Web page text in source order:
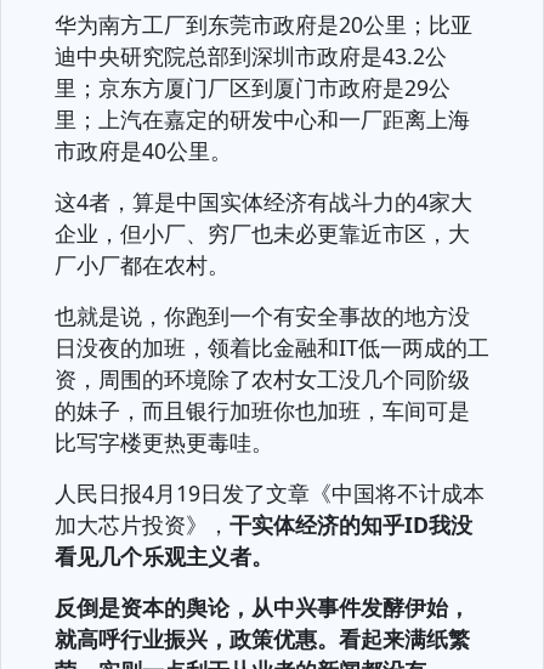
华为南方工厂到东莞市政府是20公里；比亚
迪中央研究院总部到深圳市政府是43.2公
里；京东方厦门厂区到厦门市政府是29公
里；上汽在嘉定的研发中心和一厂距离上海
市政府是40公里。
这4者，算是中国实体经济有战斗力的4家大
企业，但小厂、穷厂也未必更靠近市区，大
厂小厂都在农村。
也就是说，你跑到一个有安全事故的地方没
日没夜的加班，领着比金融和IT低一两成的工
资，周围的环境除了农村女工没几个同阶级
的妹子，而且银行加班你也加班，车间可是
比写字楼更热更毒哇。
人民日报4月19日发了文章《中国将不计成本
加大芯片投资》， 干实体经济的知乎ID我没
看见几个乐观主义者。
反倒是资本的舆论，从中兴事件发酵伊始，
就高呼行业振兴，政策优惠。看起来满纸繁